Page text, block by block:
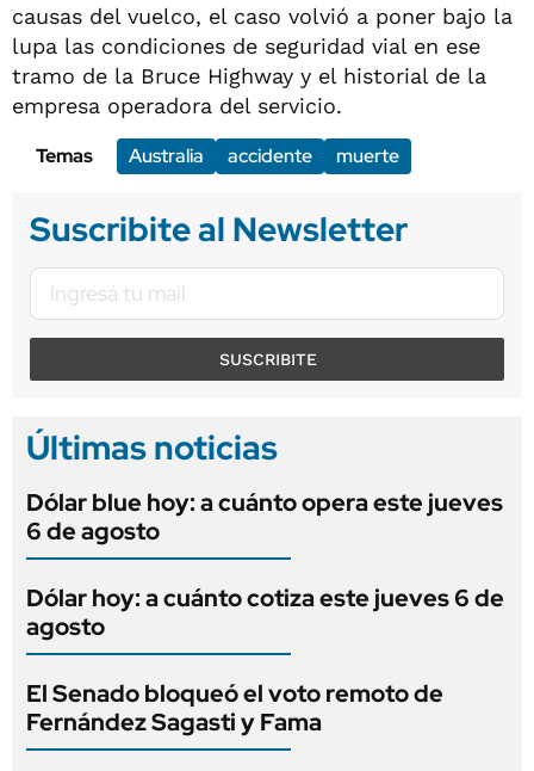
causas del vuelco, el caso volvió a poner bajo la
lupa las condiciones de seguridad vial en ese
tramo de la Bruce Highway y el historial de la
empresa operadora del servicio.
Temas
Australia accidente muerte
Suscribite al Newsletter
SUSCRIBITE
Últimas noticias
Dólar blue hoy: a cuánto opera este jueves
6 de agosto
Dólar hoy: a cuánto cotiza este jueves 6 de
agosto
El Senado bloqueó el voto remoto de
Fernández Sagasti y Fama